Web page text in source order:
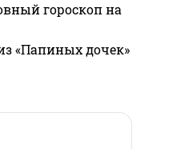
гороскоп на
«Папиных дочек»